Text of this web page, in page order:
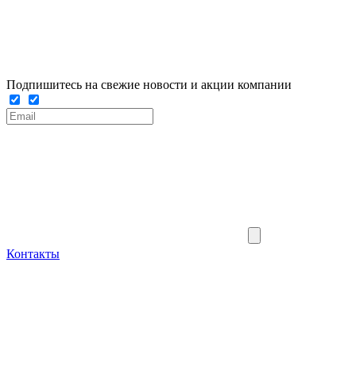
Подпишитесь на свежие новости и акции компании
Контакты